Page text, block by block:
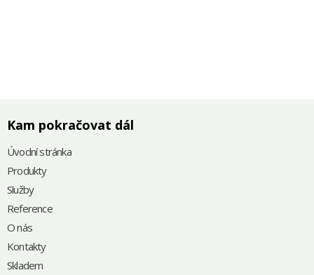
Kam pokračovat dál
Úvodní stránka
Produkty
Služby
Reference
O nás
Kontakty
Skladem